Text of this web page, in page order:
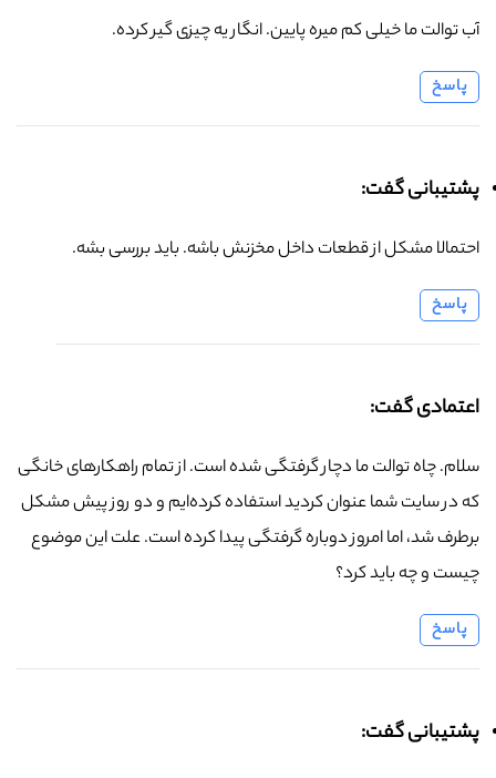
آب توالت ما خیلی کم میره پایین. انگار یه چیزی گیر کرده.
پاسخ
پشتیبانی گفت:
احتمالا مشکل از قطعات داخل مخزنش باشه. باید بررسی بشه.
پاسخ
اعتمادی گفت:
سلام. چاه توالت ما دچار گرفتگی شده است. از تمام راهکارهای خانگی
که در سایت شما عنوان کردید استفاده کرده‌ایم و دو روز پیش مشکل
برطرف شد، اما امروز دوباره گرفتگی پیدا کرده است. علت این موضوع
چیست و چه باید کرد؟
پاسخ
پشتیبانی گفت: